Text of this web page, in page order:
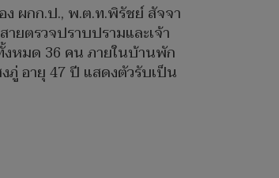
ผกก.ป., พ.ต.ท.พิรัชย์ สัจจา
ยตรวจปราบปรามและเจ้า
งหมด 36 คน ภายในบ้านพัก
อายุ 47 ปี แสดงตัวรับเป็น